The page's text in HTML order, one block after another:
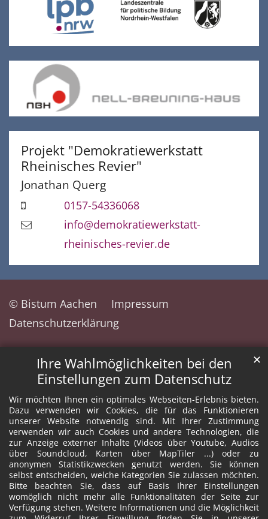
Ihre Wahlmöglichkeiten bei den
Einstellungen zum Datenschutz
Wir möchten Ihnen ein optimales Webseiten-Erlebnis bieten.
Dazu verwenden wir Cookies, die für das Funktionieren
unserer Website notwendig sind. Mit Ihrer Zustimmung
verwenden wir auch Cookies und andere Technologien, die
zur Anzeige externer Inhalte (Videos über Youtube, Audios
über Soundcloud, Karten über MapTiler ...) oder zu
anonymen Statistikzwecken genutzt werden. Sie können
selbst entscheiden, welche Kategorien Sie zulassen möchten.
Bitte beachten Sie, dass auf Basis Ihrer Einstellungen
womöglich nicht mehr alle Funktionalitäten der Seite zur
Verfügung stehen. Weitere Informationen und die Möglichkeit
✕
Projekt "Demokratiewerkstatt
Rheinisches Revier"
Jonathan Querg
0157-54336068
info@demokratiewerkstatt-
rheinisches-revier.de
© Bistum Aachen
Impressum
Datenschutzerklärung